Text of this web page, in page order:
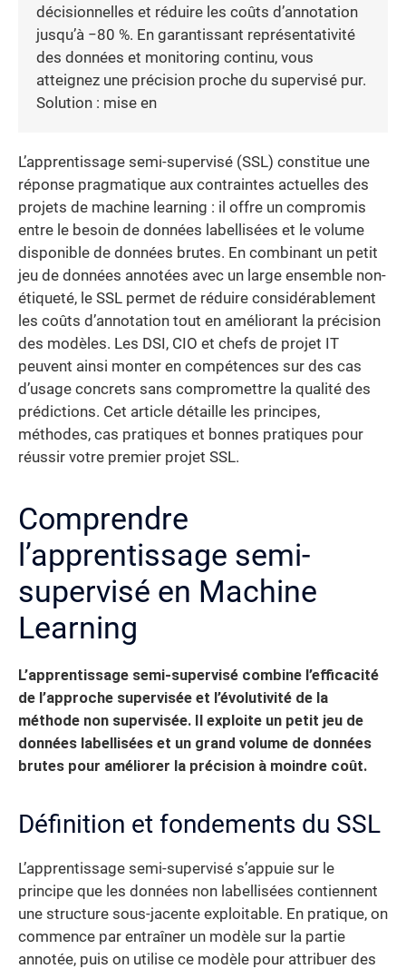
décisionnelles et réduire les coûts d’annotation
jusqu’à −80 %. En garantissant représentativité
des données et monitoring continu, vous
atteignez une précision proche du supervisé pur.
Solution : mise en
L’apprentissage semi-supervisé (SSL) constitue une
réponse pragmatique aux contraintes actuelles des
projets de machine learning : il offre un compromis
entre le besoin de données labellisées et le volume
disponible de données brutes. En combinant un petit
jeu de données annotées avec un large ensemble non-
étiqueté, le SSL permet de réduire considérablement
les coûts d’annotation tout en améliorant la précision
des modèles. Les DSI, CIO et chefs de projet IT
peuvent ainsi monter en compétences sur des cas
d’usage concrets sans compromettre la qualité des
prédictions. Cet article détaille les principes,
méthodes, cas pratiques et bonnes pratiques pour
réussir votre premier projet SSL.
Comprendre
l’apprentissage semi-
supervisé en Machine
Learning
L’apprentissage semi-supervisé combine l’efficacité
de l’approche supervisée et l’évolutivité de la
méthode non supervisée. Il exploite un petit jeu de
données labellisées et un grand volume de données
brutes pour améliorer la précision à moindre coût.
Définition et fondements du SSL
L’apprentissage semi-supervisé s’appuie sur le
principe que les données non labellisées contiennent
une structure sous-jacente exploitable. En pratique, on
commence par entraîner un modèle sur la partie
annotée, puis on utilise ce modèle pour attribuer des